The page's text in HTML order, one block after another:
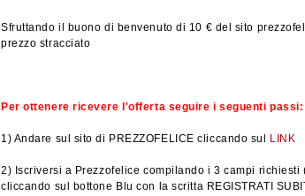
Sfruttando il buono di benvenuto di 10 € del sito
prezzo stracciato
Per ottenere ricevere l'offerta seguire i seguenti passi:
1) Andare sul sito di PREZZOFELICE cliccando sul LINK
2) Iscriversi a Prezzofelice compilando i 3 campi richiesti
cliccando sul bottone Blu con la scritta REGISTRATI